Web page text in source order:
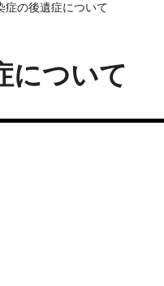
症の後遺症について
について